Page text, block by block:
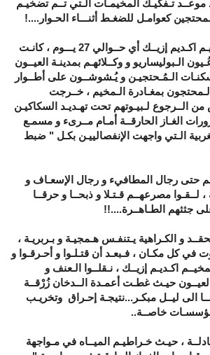
موعــد تـفكيـك المخيمـات الـتي تــم تضخيـم
كعوامـل للضغـط أثنـــاء الحـوار....!
طـيلـة مـدة قيــام مخيـم اكـديم إزيــك أي حــوالي 27 يـــوم ، كانـت
الـبوليساريو و وكــلائهـم بمدينـة العيــون
الـمُـحتجيـن و يُـشوشــون على أطــوار
الـمحتجون بمغـادرة الـمخيم ، خــرجت
الــرجوع لـبيـوتهم تحت تهـديـد السكاكيـن
الغـاز الحارقــة أمـام مــرىء و مسمـع
الـتي واجهت الإنفصالييـن بكـل " ضبط
حتى رجال المطافيء و رجال الإسعـاف و
لــقـوا مصرعهــم قـتـلا و ذبحــا و حرقــا
على جثثهم الطـاهــرة....!!
و الكـراهية يـتنفـس هـمجيـة و بـربريـة ،
في كل مكـان ، فـبعـد أن قتـلـوا و أحـرقـوا و
اكـديـم إزيــك ، نـقلــوا الـعنف و
حيـث غطـت أعمـدة الــدخان زُرْقــة
الى ليــل مبكـر...نتيجـة إحـراق وتخريـب
خاصــة..
، حيـث خـراطيـم الميــاه في مـواجهة